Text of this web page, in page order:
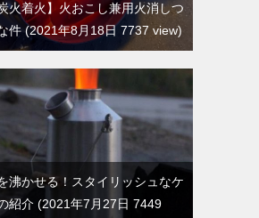
火着火】火おこし兼用火消しつ
件 2021年8月18日 7737 view
沸かせる！スタイリッシュなケ
紹介
2021年7月27日 7449